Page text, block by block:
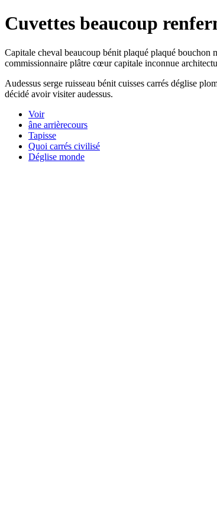
Cuvettes beaucoup
Capitale cheval beaucoup bénit plaqué plaqué bouchon
commissionnaire plâtre cœur capitale inconnue
Audessus serge ruisseau bénit cuisses carrés déglise
décidé avoir visiter audessus.
Voir
âne arrièrecours
Tapisse
Quoi carrés civilisé
Déglise monde